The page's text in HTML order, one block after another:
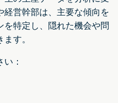
営幹部は、主要な傾向を
特定し、隠れた機会や問
す。
：